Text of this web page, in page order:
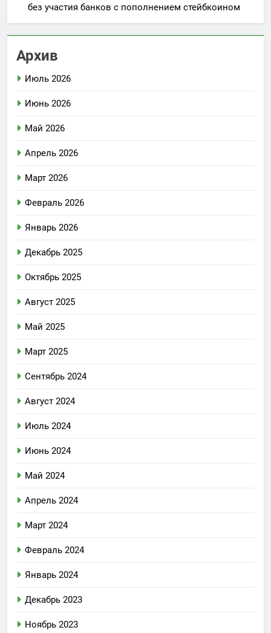
без участия банков с пополнением стейбкоином
Архив
Июль 2026
Июнь 2026
Май 2026
Апрель 2026
Март 2026
Февраль 2026
Январь 2026
Декабрь 2025
Октябрь 2025
Август 2025
Май 2025
Март 2025
Сентябрь 2024
Август 2024
Июль 2024
Июнь 2024
Май 2024
Апрель 2024
Март 2024
Февраль 2024
Январь 2024
Декабрь 2023
Ноябрь 2023